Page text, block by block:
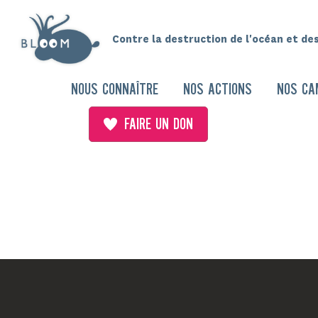
Contre la destruction de l'océan et
NOUS CONNAÎTRE NOS ACTIONS NOS
FAIRE UN DON